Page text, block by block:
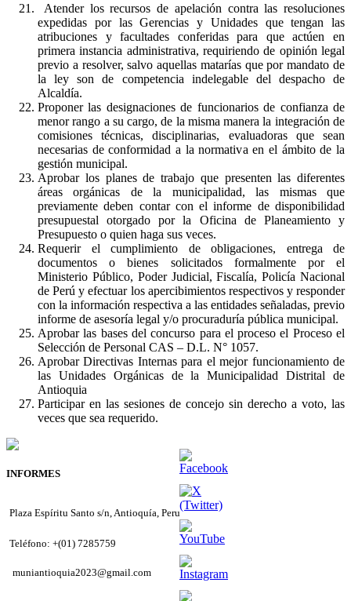
Atender los recursos de apelación contra las resoluciones
expedidas por las Gerencias y Unidades que tengan las
atribuciones y facultades conferidas para que actúen en
primera instancia administrativa, requiriendo de opinión legal
previo a resolver, salvo aquellas matarías que por mandato de
la ley son de competencia indelegable del despacho de
Alcaldía.
Proponer las designaciones de funcionarios de confianza de
menor rango a su cargo, de la misma manera la integración de
comisiones técnicas, disciplinarias, evaluadoras que sean
necesarias de conformidad a la normativa en el ámbito de la
gestión municipal.
Aprobar los planes de trabajo que presenten las diferentes
áreas orgánicas de la municipalidad, las mismas que
previamente deben contar con el informe de disponibilidad
presupuestal otorgado por la Oficina de Planeamiento y
Presupuesto o quien haga sus veces.
Requerir el cumplimiento de obligaciones, entrega de
documentos o bienes solicitados formalmente por el
Ministerio Público, Poder Judicial, Fiscalía, Policía Nacional
de Perú y efectuar los apercibimientos respectivos y responder
con la información respectiva a las entidades señaladas, previo
informe de asesoría legal y/o procuraduría pública municipal.
Aprobar las bases del concurso para el proceso el Proceso el
Selección de Personal CAS – D.L. N° 1057.
Aprobar Directivas Internas para el mejor funcionamiento de
las Unidades Orgánicas de la Municipalidad Distrital de
Antioquia
Participar en las sesiones de concejo sin derecho a voto, las
veces que sea requerido.
INFORMES
Plaza Espíritu Santo s/n, Antioquía, Peru
Teléfono: +(01) 7285759
muniantioquia2023@gmail.com